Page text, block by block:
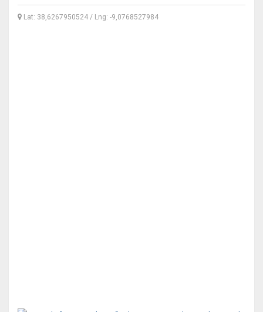
Lat: 38,6267950524 / Lng: -9,0768527984